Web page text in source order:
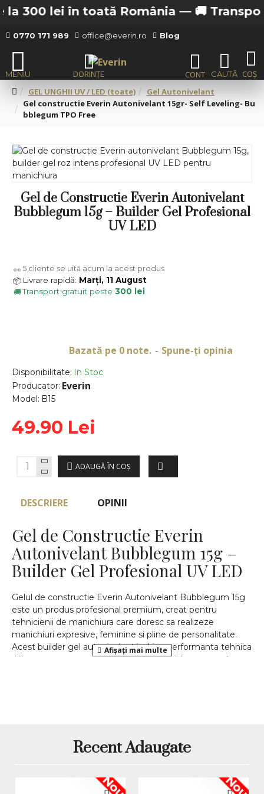
lei în toată România —🚚 Transport
0770 171 989 office@everin.ro Blog
GEL UNGHII UV / LED (toate)
Gel Autonivelant
Gel constructie Everin Autonivelant 15gr- Self Leveling- Bu
bblegum TPO Free
Gel de Constructie Everin Autonivelant
Bubblegum 15g – Builder Gel Profesional
UV LED
Disponibilitate: In Stoc
Producator: Everin
Model: B15
Bazată pe 0 note. - Spune-ţi opinia
49.90 Lei
ADAUGĂ ÎN COŞ
👀 5 cliente se uită acum la acest produs
📦 Livrare rapidă: Marți, 11 August
🚚Transport gratuit peste 300 lei
DESCRIERE OPINII
Gel de Constructie Everin
Autonivelant Bubblegum 15g –
Builder Gel Profesional UV LED
Gelul de constructie Everin Autonivelant Bubblegum 15g
este un produs profesional premium, creat pentru
tehnicienii de manichiura care doresc sa realizeze
manichiuri expresive, feminine si pline de personalitate.
Acest builder gel autonivelant imbina performanta tehnica
ridicata cu o nuanta vibranta de roz Bubblegum, perfecta
Caracteristici principale ale
gelului Everin Bubblegum
Gel de constructie autonivelant profesional
Recent Adaugate
Nou Nou